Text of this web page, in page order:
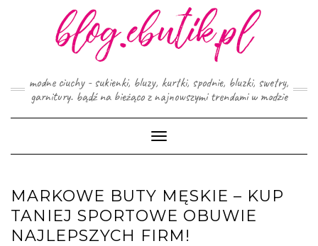
modne ciuchy - sukienki, bluzy, kurtki, spodnie, bluzki, swetry,
garnitury. bądź na bieżąco z najnowszymi trendami w modzie
Toggle
Navigation
MARKOWE BUTY MĘSKIE – KUP
TANIEJ SPORTOWE OBUWIE
NAJLEPSZYCH FIRM!